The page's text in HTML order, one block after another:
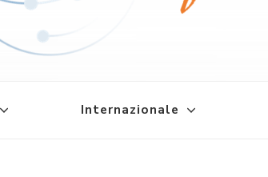
Internazionale